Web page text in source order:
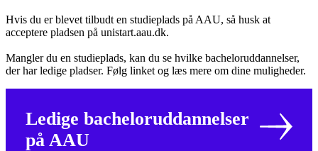
Hvis du er blevet tilbudt en studieplads på AAU, så husk at
acceptere pladsen på unistart.aau.dk.
Mangler du en studieplads, kan du se hvilke bacheloruddannelser,
der har ledige pladser. Følg linket og læs mere om dine muligheder.
Ledige bacheloruddannelser
på AAU